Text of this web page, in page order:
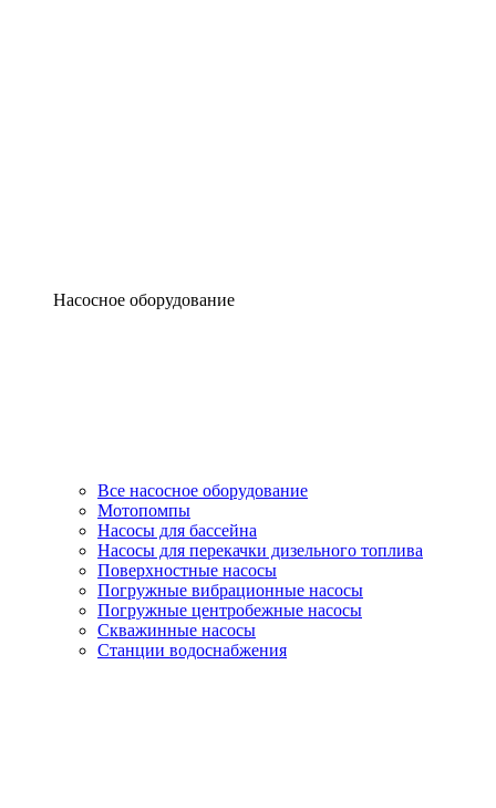
Насосное оборудование
Все насосное оборудование
Мотопомпы
Насосы для бассейна
Насосы для перекачки дизельного топлива
Поверхностные насосы
Погружные вибрационные насосы
Погружные центробежные насосы
Скважинные насосы
Станции водоснабжения